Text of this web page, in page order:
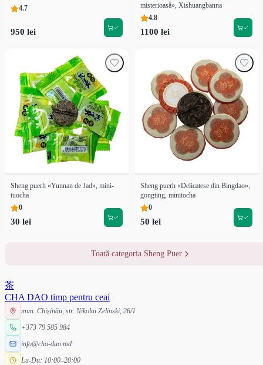
4.7
950 lei
misterioasă», Xishuangbanna
4.8
1100 lei
Sheng puerh «Yunnan de Jad», mini-
tuocha
0
30 lei
Sheng puerh «Delicatese din Bingdao»,
gongting, minitocha
0
50 lei
Toată categoria Sheng Puer
茶
CHA DAO timp pentru ceai
mun. Chișinău, str. Nikolai Zelinski, 26/1
+373 79 585 984
info@cha-dao.md
Lu-Du: 10:00–20:00